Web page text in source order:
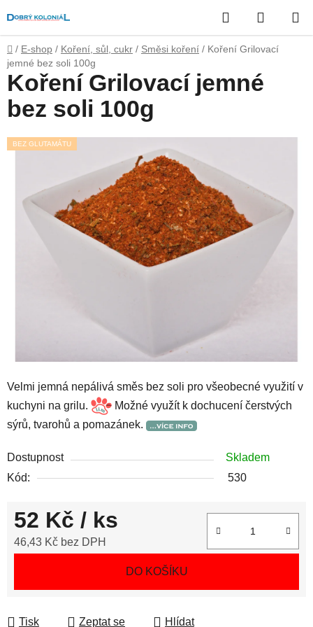
na
obsah
Hledat
KOŠÍK
Domů
/ E-shop / Koření, sůl, cukr / Směsi koření / Koření Grilovací
jemné bez soli 100g
Velmi jemná nepálivá směs bez soli pro všeobecné využití v
kuchyni na grilu.
Možné využít k dochucení čerstvých
sýrů, tvarohů a pomazánek.
Dostupnost
Skladem
Kód:
530
52 Kč / ks
46,43 Kč bez DPH
DO KOŠÍKU
Tisk Zeptat se Hlídat
Koření Grilovací jemné
bez soli 100g
BEZ GLUTAMÁTU